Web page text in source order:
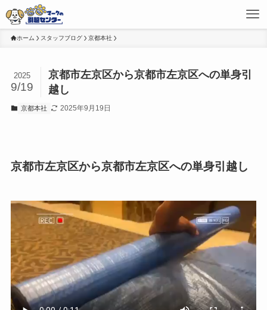
ホーム スタッフブログ 京都本社
京都市左京区から京都市左京区への単身引
越し
2025
9/19
京都本社 2025年9月19日
京都市左京区から京都市左京区への単身引越し